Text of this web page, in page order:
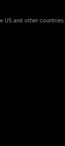
US and other countries.